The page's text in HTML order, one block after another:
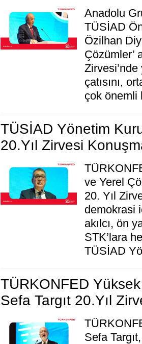
Anadolu
TÜSİAD
Özilhan
Çözümler’
çatısını,
çok önemli
TÜSİAD Yönetim
20.Yıl Zirvesi
ve Yerel
20. Yıl
demokrasi
akılcı, ön
STK’lara
TÜSİAD
TÜRKONFED
Sefa Targıt 20.Yıl
Sefa